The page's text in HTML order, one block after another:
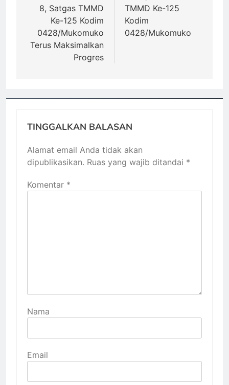
8, Satgas TMMD
Ke-125 Kodim
0428/Mukomuko
Terus Maksimalkan
Progres
TMMD Ke-125
Kodim
0428/Mukomuko
TINGGALKAN BALASAN
Alamat email Anda tidak akan
dipublikasikan. Ruas yang wajib ditandai *
Komentar *
Nama
Email